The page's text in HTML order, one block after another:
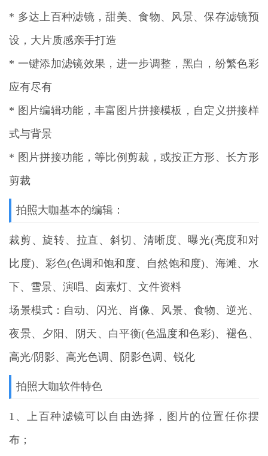
* 多达上百种滤镜，甜美、食物、风景、保存滤镜预
设，大片质感亲手打造
* 一键添加滤镜效果，进一步调整，黑白，纷繁色彩
应有尽有
* 图片编辑功能，丰富图片拼接模板，自定义拼接样
式与背景
* 图片拼接功能，等比例剪裁，或按正方形、长方形
剪裁
拍照大咖基本的编辑：
裁剪、旋转、拉直、斜切、清晰度、曝光(亮度和对
比度)、彩色(色调和饱和度、自然饱和度)、海滩、水
下、雪景、演唱、卤素灯、文件资料
场景模式：自动、闪光、肖像、风景、食物、逆光、
夜景、夕阳、阴天、白平衡(色温度和色彩)、褪色、
高光/阴影、高光色调、阴影色调、锐化
拍照大咖软件特色
1、上百种滤镜可以自由选择，图片的位置任你摆
布；